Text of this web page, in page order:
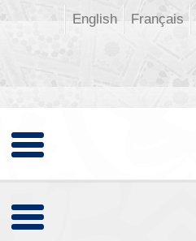
Français
English